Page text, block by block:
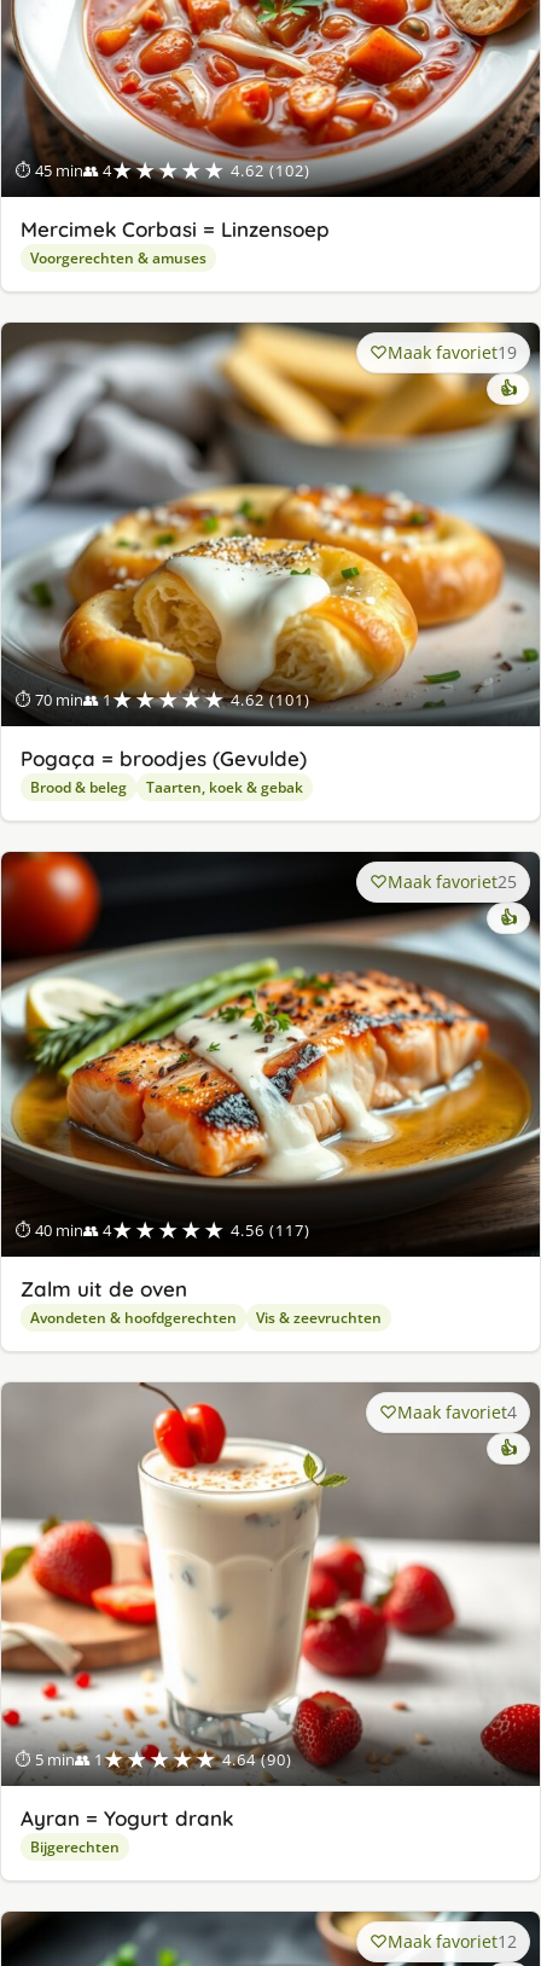
⏱ 45 min👥 4★★★★★ 4.62 (102)
Mercimek Corbasi = Linzensoep
Voorgerechten & amuses
⏱ 70 min👥 1★★★★★ 4.62 (101)
Maak favoriet19
👍
Pogaça = broodjes (Gevulde)
Brood & beleg Taarten, koek & gebak
⏱ 40 min👥 4★★★★★ 4.56 (117)
Maak favoriet25
👍
Zalm uit de oven
Avondeten & hoofdgerechten Vis & zeevruchten
⏱ 5 min👥 1★★★★★ 4.64 (90)
Maak favoriet4
👍
Ayran = Yogurt drank
Bijgerechten
Maak favoriet12